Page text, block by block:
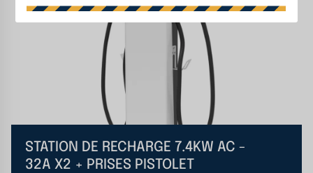
STATION DE RECHARGE 7.4KW AC -
32A X2 + PRISES PISTOLET